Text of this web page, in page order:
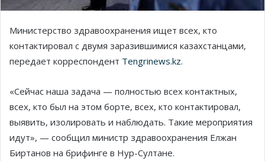
Министерство здравоохранения ищет всех, кто
контактировал с двумя заразившимися казахстанцами,
передает корреспондент Tengrinews.kz.
«Сейчас наша задача — полностью всех контактных,
всех, кто был на этом борте, всех, кто контактировал,
выявить, изолировать и наблюдать. Такие мероприятия
идут», — сообщил министр здравоохранения Елжан
Биртанов на брифинге в Нур-Султане.